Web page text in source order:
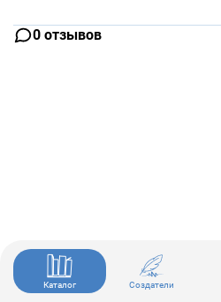
Горький «Гривенник»,
Прибой «У дальних берегов»; Иван
0 отзывов
Каталог Создатели